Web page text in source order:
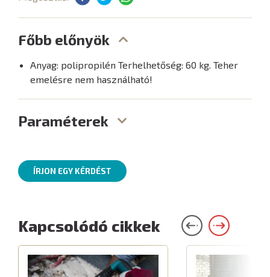
Főbb előnyök
Anyag: polipropilén Terhelhetőség: 60 kg. Teher
emelésre nem használható!
Paraméterek
ÍRJON EGY KÉRDÉST
Kapcsolódó cikkek